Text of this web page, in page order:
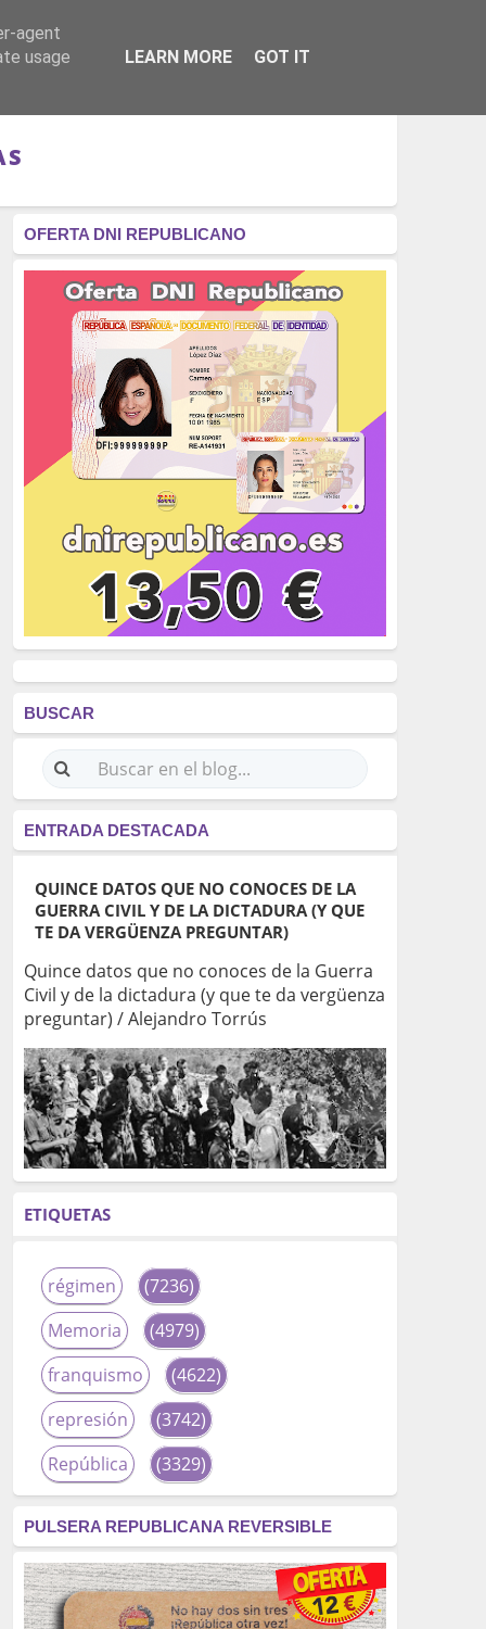
RÉGIMEN - MONARQUÍA
OFERTA DNI REPUBLICANO
BUSCAR
ENTRADA DESTACADA
QUINCE DATOS QUE NO CONOCES DE LA
GUERRA CIVIL Y DE LA DICTADURA (Y QUE
TE DA VERGÜENZA PREGUNTAR)
Quince datos que no conoces de la Guerra
Civil y de la dictadura (y que te da vergüenza
preguntar) / Alejandro Torrús
ETIQUETAS
régimen
(7236)
Memoria
(4979)
franquismo
(4622)
represión
(3742)
República
(3329)
fascismo
(2677)
tardofranquismo
(2320)
PULSERA REPUBLICANA REVERSIBLE
agent
usage
LEARN MORE GOT IT